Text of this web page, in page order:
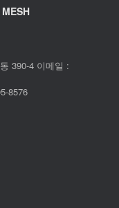
390-4 이메일 :
8576